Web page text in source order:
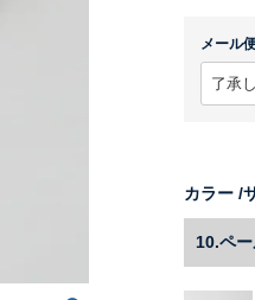
メール
カラー
10.ペ